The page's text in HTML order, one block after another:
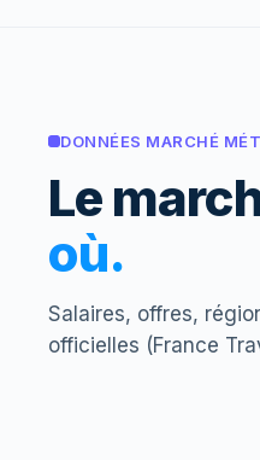
DONNÉES MARCHÉ
Le
où.
Salaires, offres,
officielles (France